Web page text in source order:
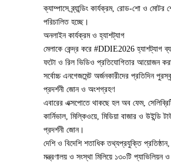
ক্যাম্পাসে ব্র্যান্ডিং কার্যক্রম, রোড-শো ও মোটর
পরিচালিত হচ্ছে।
অনলাইন কার্যক্রম ও হ্যাশট্যাগ
মেলাকে কেন্দ্র করে #DDIE2026 হ্যাশট্যাগ
ফটো ও রিল ভিডিও প্রতিযোগিতার আয়োজন
সর্বোচ্চ এনগেজমেন্ট অর্জনকারীদের প্রতিদিন
প্রদর্শনী জোন ও অংশগ্রহণ
এবারের এক্সপোতে থাকছে হল অব ফেম,
কার্নিভাল, মিল্কিওয়ে, মিডিয়া বাজার ও উইন্ডি
প্রদর্শনী জোন।
দেশি ও বিদেশি শতাধিক তথ্যপ্রযুক্তি
মন্ত্রণালয় ও সংস্থা মিলিয়ে ১৩০টি প্যাভিলিয়ন